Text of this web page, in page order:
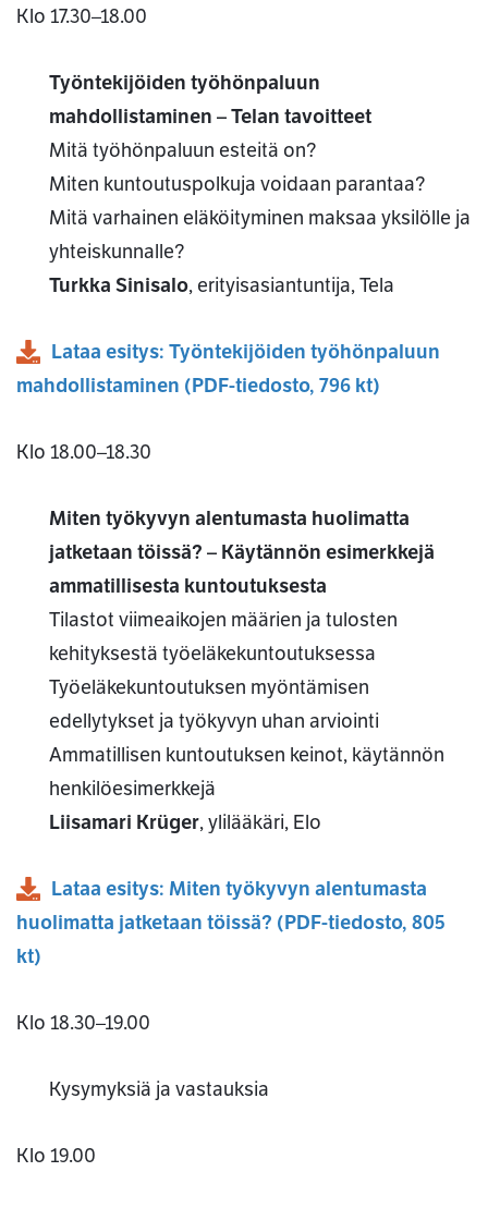
Klo 17.30–18.00
Työntekijöiden työhönpaluun
mahdollistaminen – Telan tavoitteet
Mitä työhönpaluun esteitä on?
Miten kuntoutuspolkuja voidaan parantaa?
Mitä varhainen eläköityminen maksaa yksilölle ja
yhteiskunnalle?
Turkka Sinisalo, erityisasiantuntija, Tela
Lataa esitys: Työntekijöiden työhönpaluun
mahdollistaminen (PDF-tiedosto, 796 kt)
Klo 18.00–18.30
Miten työkyvyn alentumasta huolimatta
jatketaan töissä? – Käytännön esimerkkejä
ammatillisesta kuntoutuksesta
Tilastot viimeaikojen määrien ja tulosten
kehityksestä työeläkekuntoutuksessa
Työeläkekuntoutuksen myöntämisen
edellytykset ja työkyvyn uhan arviointi
Ammatillisen kuntoutuksen keinot, käytännön
henkilöesimerkkejä
Liisamari Krüger, ylilääkäri, Elo
Lataa esitys: Miten työkyvyn alentumasta
huolimatta jatketaan töissä? (PDF-tiedosto, 805
kt)
Klo 18.30–19.00
Kysymyksiä ja vastauksia
Klo 19.00